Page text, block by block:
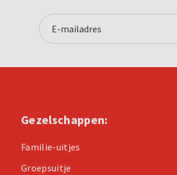
Gezelschappen:
Familie-uitjes
Groepsuitje